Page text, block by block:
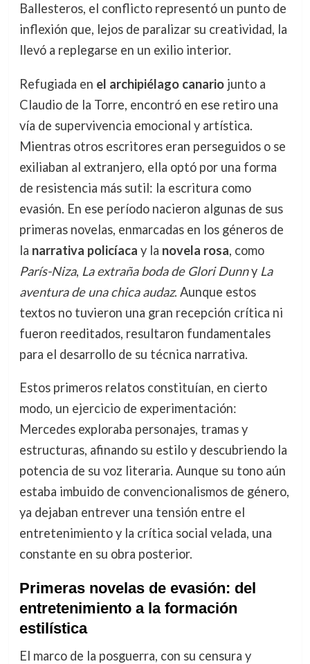
Ballesteros, el conflicto representó un punto de
inflexión que, lejos de paralizar su creatividad, la
llevó a replegarse en un exilio interior.
Refugiada en el archipiélago canariojunto a
Claudio de la Torre, encontró en ese retiro una
vía de supervivencia emocional y artística.
Mientras otros escritores eran perseguidos o se
exiliaban al extranjero, ella optó por una forma
de resistencia más sutil: la escritura como
evasión. En ese período nacieron algunas de sus
primeras novelas, enmarcadas en los géneros de
la narrativa policíaca y la novela rosa, como
París-Niza, La extraña boda de Glori Dunny La
aventura de una chica audaz. Aunque estos
textos no tuvieron una gran recepción crítica ni
fueron reeditados, resultaron fundamentales
para el desarrollo de su técnica narrativa.
Estos primeros relatos constituían, en cierto
modo, un ejercicio de experimentación:
Mercedes exploraba personajes, tramas y
estructuras, afinando su estilo y descubriendo la
potencia de su voz literaria. Aunque su tono aún
estaba imbuido de convencionalismos de género,
ya dejaban entrever una tensión entre el
entretenimiento y la crítica social velada, una
constante en su obra posterior.
Primeras novelas de evasión: del
entretenimiento a la formación
estilística
El marco de la posguerra, con su censura y